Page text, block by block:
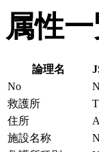
属性
論理名
No
救護所
住所
施設名称